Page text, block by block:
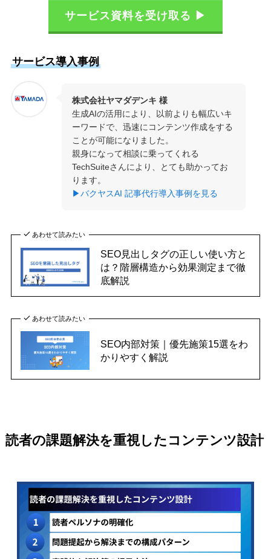
サービス資料を受け取る ▶
サービス導入事例
株式会社ヤマダデンキ 様
生成AIの活用により、以前よりも幅広いキ
ーワードで、迅速にコンテンツ作成をする
ことが可能になりました。
親身になって相談に乗ってくれる
TechSuiteさんにより、とても助かってお
ります。
▶バクヤスAI 記事代行導入事例を見る
あわせて読みたい
SEO見出しタグの正しい使い方と
は？階層構造から効果測定まで徹
底解説
あわせて読みたい
SEO内部対策｜優先施策15選をわ
かりやすく解説
読者の課題解決を重視したコンテンツ設計